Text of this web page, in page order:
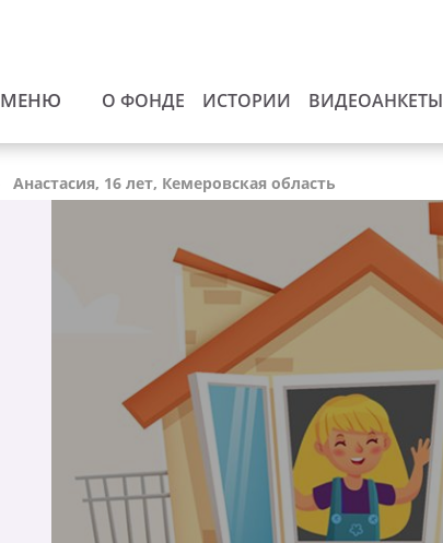
МЕНЮ О ФОНДЕ ИСТОРИИ ВИДЕОАНКЕТЫ
Анастасия, 16 лет, Кемеровская область